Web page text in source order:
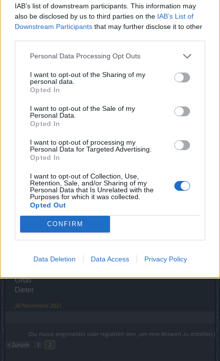
IAB’s list of downstream participants. This information may
also be disclosed by us to third parties on the IAB’s List of
Downstream Participants that may further disclose it to other
Personal Data Processing Opt Outs
I want to opt-out of the Sharing of my
personal data.
Opted In
I want to opt-out of the Sale of my
Personal Data.
Opted In
I want to opt-out of processing my
Personal Data for Targeted Advertising.
Opted In
I want to opt-out of Collection, Use,
Retention, Sale, and/or Sharing of my
Personal Data that Is Unrelated with the
Purposes for which it was collected.
Opted Out
CONFIRM
Data Deletion Data Access Privacy Policy
Blutrot
Kenner der Foren
Danke für den Tipp. Die Lupe sehe ich. Damit kann ich die
Questbeschreibung und den Fortschritt als kleine Messagebox Ein-
und Ausblenden. Aber - löschen kann ich da nichts. Vielleicht bin
Danke und Gruß
Dieter
wenn du sie einblendest, kannste darunter deine quest
sehen und hinter jeder quest einen mühleimer zum
19 November 2021
DieLe
Foren-Grünschnabel
ja, stimmt - ausser für diese Quest. Da gibt es keinen
Gruß
Dieter
20 November 2021
(Du musst angemeldet oder registriert sein, um eine Antwort zu erstellen.)
< Zurück
1 2